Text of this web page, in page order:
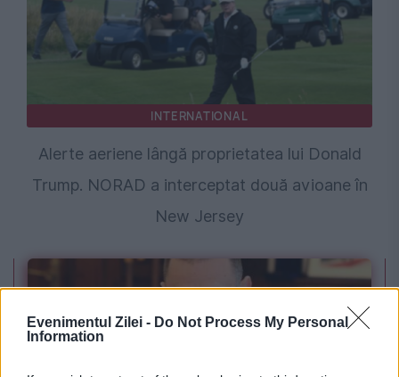
Evenimentul Zilei - Do Not Process My Personal
Information
INTERNATIONAL
Alerte aeriene lângă proprietatea lui Donald
Trump. NORAD a interceptat două avioane în
New Jersey